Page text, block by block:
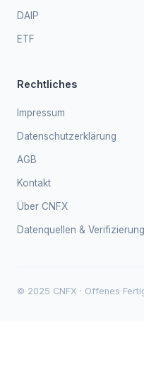
DAIP
ETF
Rechtliches
Impressum
Datenschutzerklärung
AGB
Kontakt
Über CNFX
Datenquellen &
© 2025 CNFX · Offenes